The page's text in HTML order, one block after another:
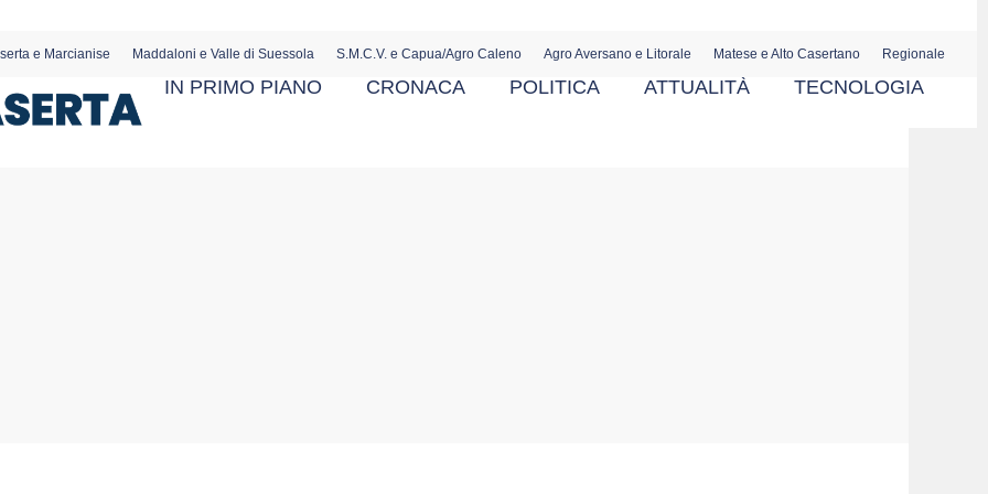
e Marcianise Maddaloni e Valle di Suessola S.M.C.V. e Capua/Agro Caleno Agro Aversano e Litorale Matese e Alto Casertano Regionale
IN PRIMO PIANO CRONACA POLITICA ATTUALITÀ TECNOLOGIA